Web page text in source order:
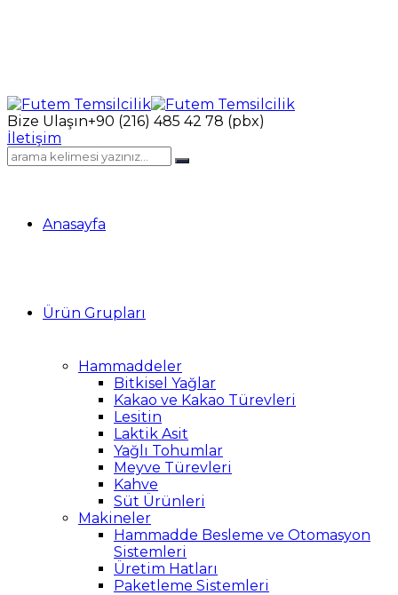
Bize Ulaşın+90 (216) 485 42 78 (pbx)
İletişim
Anasayfa
Ürün Grupları
Hammaddeler
Bitkisel Yağlar
Kakao ve Kakao Türevleri
Lesitin
Laktik Asit
Yağlı Tohumlar
Meyve Türevleri
Kahve
Süt Ürünleri
Makineler
Hammadde Besleme ve Otomasyon
Sistemleri
Üretim Hatları
Paketleme Sistemleri